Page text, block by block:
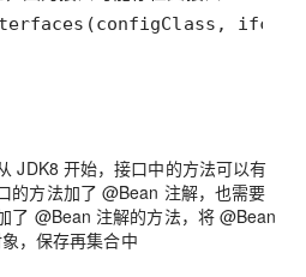
JDK8 开始，接口中的方法可以有
的方法加了 @Bean 注解，也需要
了 @Bean 注解的方法，将 @Bean
，保存再集合中